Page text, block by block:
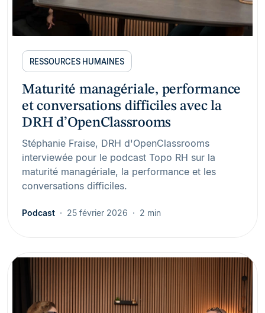
RESSOURCES HUMAINES
Maturité managériale, performance
et conversations difficiles avec la
DRH d’OpenClassrooms
Stéphanie Fraise, DRH d'OpenClassrooms
interviewée pour le podcast Topo RH sur la
maturité managériale, la performance et les
conversations difficiles.
Podcast 25 février 2026 2 min